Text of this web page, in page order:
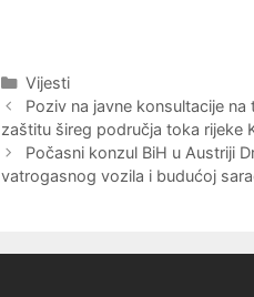
Kategorije
Vijesti
Navigacija
objava
Poziv na javne konsultacije
zaštitu šireg područja toka rijeke
Počasni konzul BiH u Austriji
vatrogasnog vozila i budućoj